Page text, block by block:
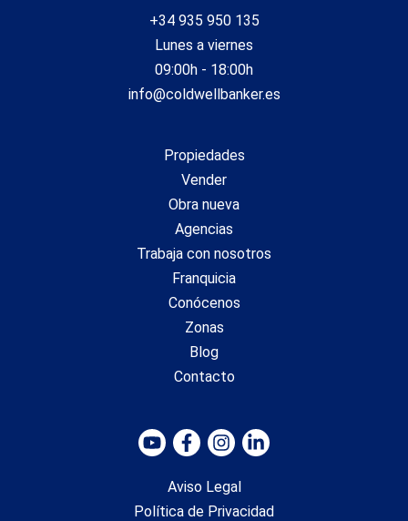
+34 935 950 135
Lunes a viernes
09:00h - 18:00h
info@coldwellbanker.es
Propiedades
Vender
Obra nueva
Agencias
Trabaja con nosotros
Franquicia
Conócenos
Zonas
Blog
Contacto
Aviso Legal
Política de Privacidad